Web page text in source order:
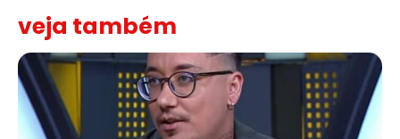
veja também
Solidariedade ao jornalista Caê Vasconcelos e repúdio aos